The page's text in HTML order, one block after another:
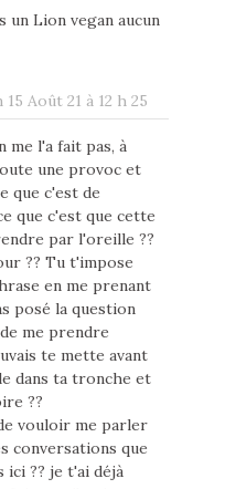
un Lion vegan aucun
15 Août 21 à 12 h 25
me l'a fait pas, à
une provoc et
que c'est de
que c'est que cette
par l'oreille ??
?? Tu t'impose
en me prenant
posé la question
me prendre
te mette avant
dans ta tronche et
??
vouloir me parler
conversations que
ici ?? je t'ai déjà